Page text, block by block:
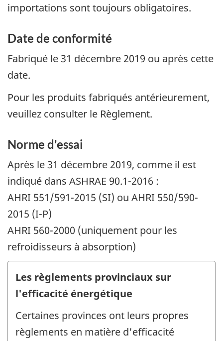
importations sont toujours obligatoires.
Date de conformité
Fabriqué le 31 décembre 2019 ou après cette
date.
Pour les produits fabriqués antérieurement,
veuillez consulter le Règlement.
Norme d'essai
Après le 31 décembre 2019, comme il est
indiqué dans ASHRAE 90.1-2016 :
AHRI 551/591-2015 (SI) ou AHRI 550/590-
2015 (I-P)
AHRI 560-2000 (uniquement pour les
refroidisseurs à absorption)
Les règlements provinciaux sur
l'efficacité énergétique
Certaines provinces ont leurs propres
règlements en matière d'efficacité